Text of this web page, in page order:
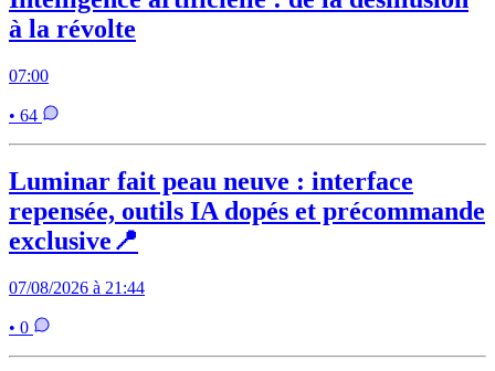
à la révolte
07:00
• 64
Luminar fait peau neuve : interface
repensée, outils IA dopés et précommande
exclusive📍
07/08/2026 à 21:44
• 0